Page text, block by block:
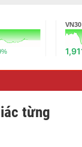
VN30
từng